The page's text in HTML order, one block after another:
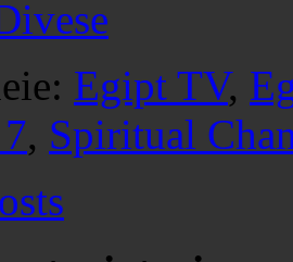
Egipt TV,
, Spiritual